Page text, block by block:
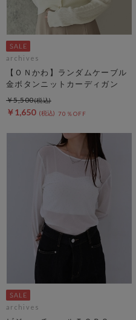
archives
【ＯＮかわ】ランダムケーブル
金ボタンニットカーディガン
￥1,650 70％OFF
￥5,500
archives